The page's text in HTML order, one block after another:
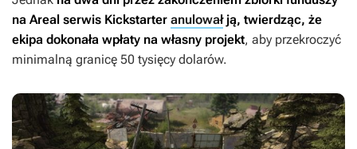
na Areal serwis Kickstarter anulował ją, twierdząc, że
ekipa dokonała wpłaty na własny projekt, aby przekroczyć
minimalną granicę 50 tysięcy dolarów.